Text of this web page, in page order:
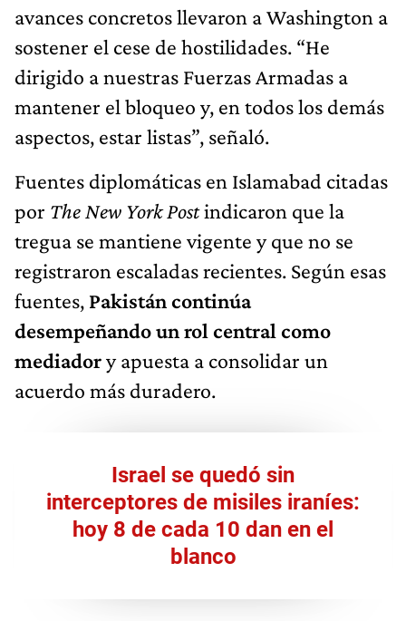
avances concretos llevaron a Washington a
sostener el cese de hostilidades. “He
dirigido a nuestras Fuerzas Armadas a
mantener el bloqueo y, en todos los demás
aspectos, estar listas”, señaló.
Fuentes diplomáticas en Islamabad citadas
por The New York Postindicaron que la
tregua se mantiene vigente y que no se
registraron escaladas recientes. Según esas
fuentes, Pakistán continúa
desempeñando un rol central como
mediadory apuesta a consolidar un
acuerdo más duradero.
Israel se quedó sin
interceptores de misiles iraníes:
hoy 8 de cada 10 dan en el
blanco